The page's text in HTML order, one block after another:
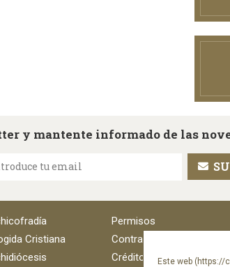
Este web (https://
y mantente informado de las
tu email
Permisos
Cristiana
Contratación
Créditos